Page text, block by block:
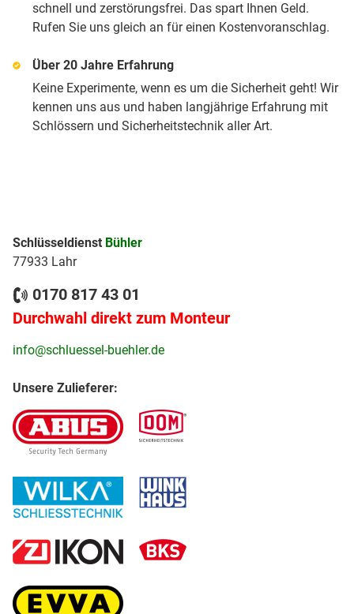
schnell und zerstörungsfrei. Das spart Ihnen Geld.
Rufen Sie uns gleich an für einen Kostenvoranschlag.
Über 20 Jahre Erfahrung
Keine Experimente, wenn es um die Sicherheit geht! Wir
kennen uns aus und haben langjährige Erfahrung mit
Schlössern und Sicherheitstechnik aller Art.
Schlüsseldienst Bühler
77933 Lahr
0170 817 43 01
Durchwahl direkt zum Monteur
info@schluessel-buehler.de
Unsere Zulieferer: